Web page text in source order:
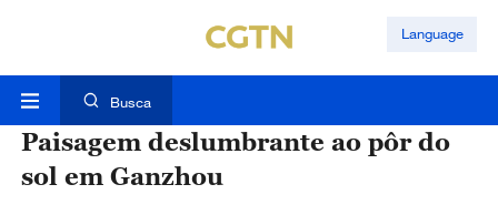
Language
Busca
Paisagem deslumbrante ao pôr do
sol em Ganzhou